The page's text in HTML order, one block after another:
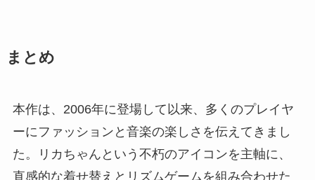
まとめ
本作は、2006年に登場して以来、多くのプレイヤ
ーにファッションと音楽の楽しさを伝えてきまし
た。リカちゃんという不朽のアイコンを主軸に、
直感的な着せ替えとリズムゲームを組み合わせた